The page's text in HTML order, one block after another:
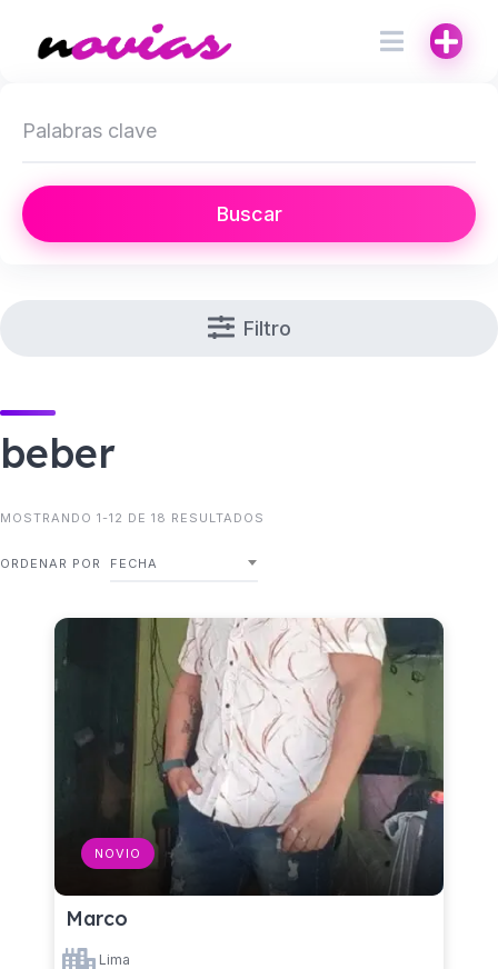
Buscar
Filtro
beber
MOSTRANDO 1-12 DE 18 RESULTADOS
ORDENAR POR FECHA
NOVIO
Marco
Lima